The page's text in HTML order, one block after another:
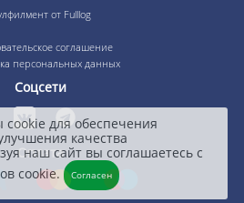
от Fulllog
соглашение
персональных данных
Соцсети
Оплата
для обеспечения
качества
наш сайт вы соглашаетесь с
cookie.
Согласен